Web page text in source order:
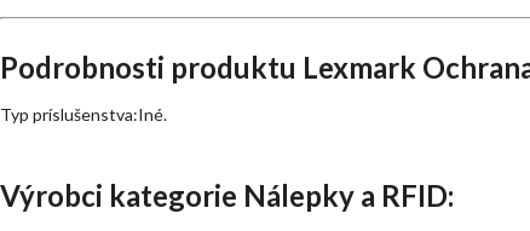
Podrobnosti produktu Lexmark
Typ príslušenstva:Iné.
Výrobci kategorie Nálepky a RFID: